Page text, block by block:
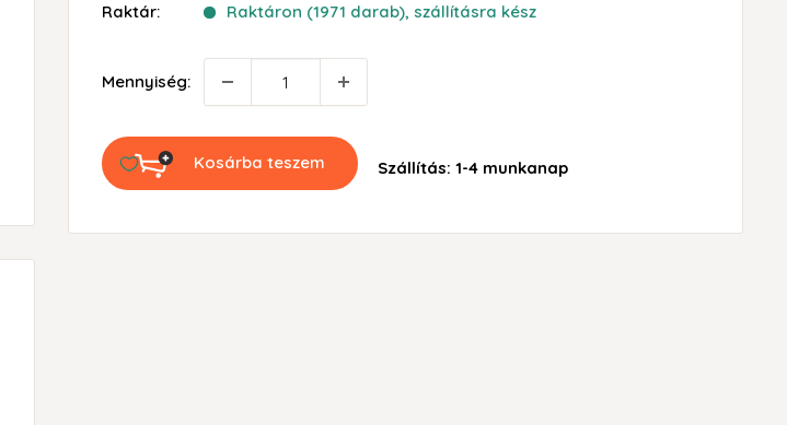
Raktár: Raktáron (1971 darab), szállításra kész
Mennyiség:
Kosárba teszem Szállítás: 1-4 munkanap